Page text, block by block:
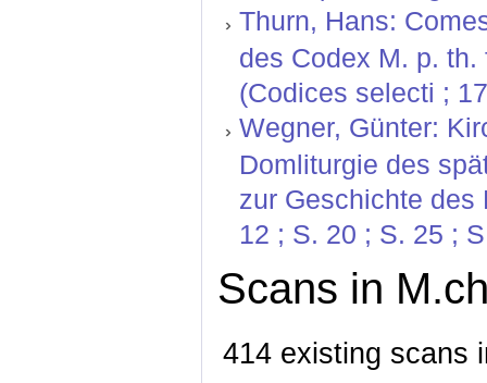
Thurn, Hans:
des Codex M. p.
(Codices selecti ;
Wegner, Günter:
Domliturgie des
zur Geschichte des
12 ; S. 20 ; S. 25 ;
Scans in
414 existing scans